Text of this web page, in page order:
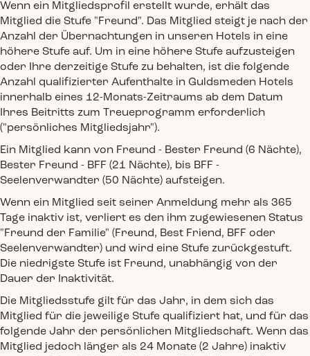
Wenn ein Mitgliedsprofil erstellt wurde, erhält das
Mitglied die Stufe "Freund". Das Mitglied steigt je nach der
Anzahl der Übernachtungen in unseren Hotels in eine
höhere Stufe auf. Um in eine höhere Stufe aufzusteigen
oder Ihre derzeitige Stufe zu behalten, ist die folgende
Anzahl qualifizierter Aufenthalte in Guldsmeden Hotels
innerhalb eines 12-Monats-Zeitraums ab dem Datum
Ihres Beitritts zum Treueprogramm erforderlich
("persönliches Mitgliedsjahr").
Ein Mitglied kann von Freund - Bester Freund (6 Nächte),
Bester Freund - BFF (21 Nächte), bis BFF -
Seelenverwandter (50 Nächte) aufsteigen.
Wenn ein Mitglied seit seiner Anmeldung mehr als 365
Tage inaktiv ist, verliert es den ihm zugewiesenen Status
"Freund der Familie" (Freund, Best Friend, BFF oder
Seelenverwandter) und wird eine Stufe zurückgestuft.
Die niedrigste Stufe ist Freund, unabhängig von der
Dauer der Inaktivität.
Die Mitgliedsstufe gilt für das Jahr, in dem sich das
Mitglied für die jeweilige Stufe qualifiziert hat, und für das
folgende Jahr der persönlichen Mitgliedschaft. Wenn das
Mitglied jedoch länger als 24 Monate (2 Jahre) inaktiv